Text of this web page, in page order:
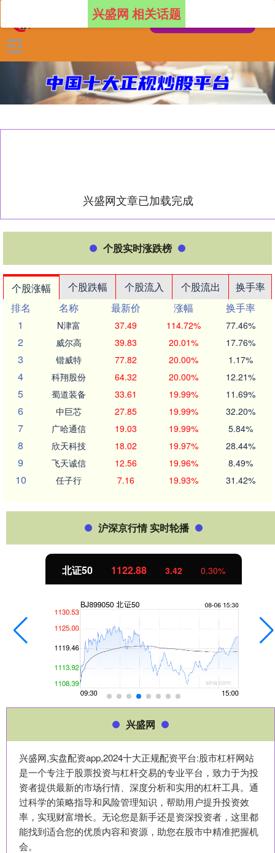
兴盛网 相关话题
兴盛网文章已加载完成
个股实时涨跌榜
个股涨幅 个股跌幅 个股流入 个股流出
换手率
排名
名称 最新价 涨幅
换手率
1
N津富 37.49 114.72% 77.46%
2 威尔高 39.83 20.01% 17.76%
3 锴威特 77.82 20.00% 1.17%
4 科翔股份 64.32 20.00% 12.21%
5 蜀道装备 33.61 19.99% 11.69%
6 中巨芯 27.85 19.99% 32.20%
7 广哈通信 19.03 19.99% 5.84%
8 欣天科技 18.02 19.97% 28.44%
9 飞天诚信 12.56 19.96% 8.49%
10 任子行 7.16 19.93% 31.42%
沪深京行情 实时轮播
北证50 1122.88 3.42 0.30%
兴盛网
兴盛网,实盘配资app,2024十大正规配资平台:股市杠杆网站
是一个专注于股票投资与杠杆交易的专业平台，致力于为投
资者提供最新的市场行情、深度分析和实用的杠杆工具。通
过科学的策略指导和风险管理知识，帮助用户提升投资效
率，实现财富增长。无论您是新手还是资深投资者，这里都
能找到适合您的优质内容和资源，助您在股市中精准把握机
会。